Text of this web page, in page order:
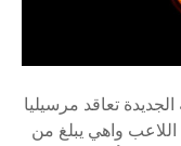
تعاقد مرسيليا
يورو. تاريخ اللاعب واهي يبلغ من